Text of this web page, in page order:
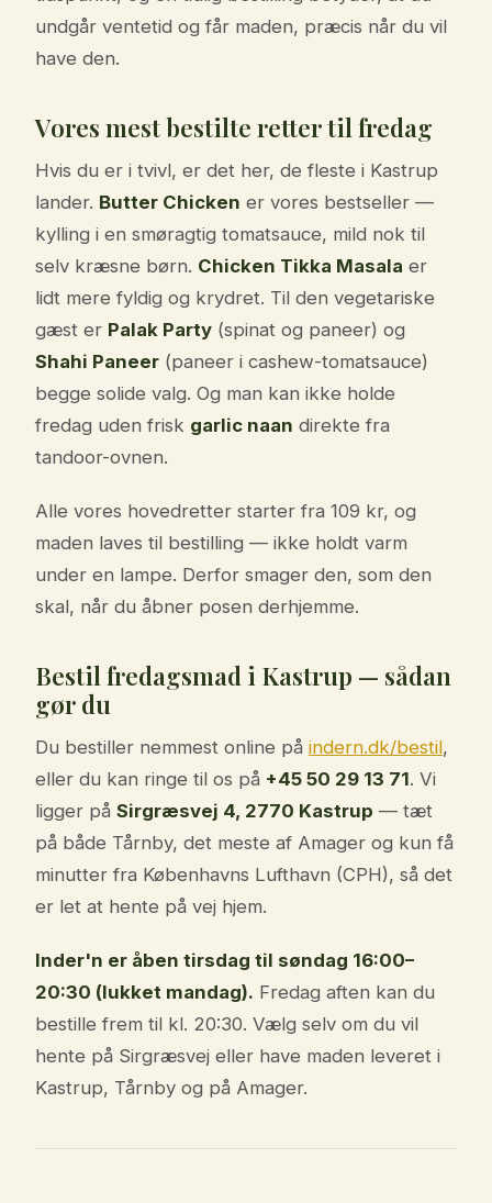
undgår ventetid og får maden, præcis når du vil
have den.
Vores mest bestilte retter til fredag
Hvis du er i tvivl, er det her, de fleste i Kastrup
lander. Butter Chicken er vores bestseller —
kylling i en smøragtig tomatsauce, mild nok til
selv kræsne børn. Chicken Tikka Masala er
lidt mere fyldig og krydret. Til den vegetariske
gæst er Palak Party (spinat og paneer) og
Shahi Paneer (paneer i cashew-tomatsauce)
begge solide valg. Og man kan ikke holde
fredag uden frisk garlic naan direkte fra
tandoor-ovnen.
Alle vores hovedretter starter fra 109 kr, og
maden laves til bestilling — ikke holdt varm
under en lampe. Derfor smager den, som den
skal, når du åbner posen derhjemme.
Bestil fredagsmad i Kastrup — sådan
gør du
Du bestiller nemmest online på indern.dk/bestil,
eller du kan ringe til os på +45 50 29 13 71. Vi
ligger på Sirgræsvej 4, 2770 Kastrup — tæt
på både Tårnby, det meste af Amager og kun få
minutter fra Københavns Lufthavn (CPH), så det
er let at hente på vej hjem.
Inder'n er åben tirsdag til søndag 16:00–
20:30 (lukket mandag). Fredag aften kan du
bestille frem til kl. 20:30. Vælg selv om du vil
hente på Sirgræsvej eller have maden leveret i
Kastrup, Tårnby og på Amager.